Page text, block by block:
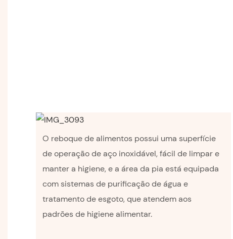
O reboque de alimentos possui uma superfície
de operação de aço inoxidável, fácil de limpar e
manter a higiene, e a área da pia está equipada
com sistemas de purificação de água e
tratamento de esgoto, que atendem aos
padrões de higiene alimentar.